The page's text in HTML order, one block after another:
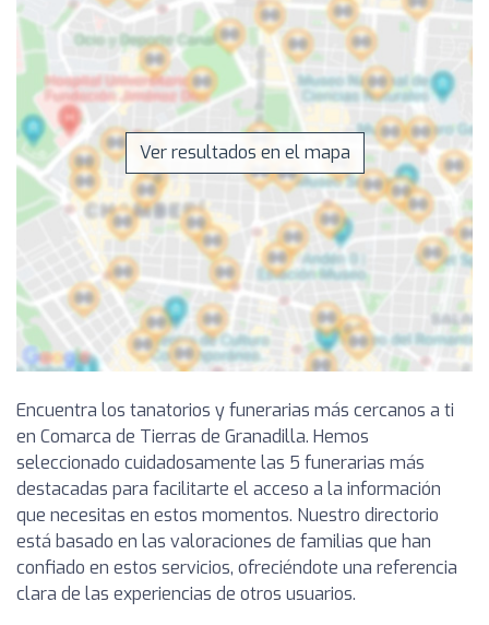
Ver resultados en el mapa
Encuentra los tanatorios y funerarias más cercanos a ti
en Comarca de Tierras de Granadilla. Hemos
seleccionado cuidadosamente las 5 funerarias más
destacadas para facilitarte el acceso a la información
que necesitas en estos momentos. Nuestro directorio
está basado en las valoraciones de familias que han
confiado en estos servicios, ofreciéndote una referencia
clara de las experiencias de otros usuarios.